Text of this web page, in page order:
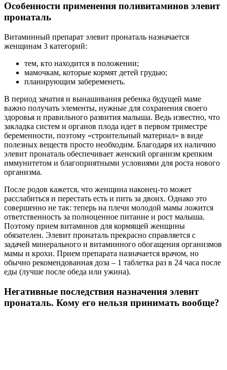
Особенности применения поливитаминов элевит
пронаталь
Витаминный препарат элевит пронаталь назначается
женщинам 3 категорий:
тем, кто находится в положении;
мамочкам, которые кормят детей грудью;
планирующим забеременеть.
В период зачатия и вынашивания ребенка будущей маме
важно получать элементы, нужные для сохранения своего
здоровья и правильного развития малыша. Ведь известно, что
закладка систем и органов плода идет в первом триместре
беременности, поэтому «строительный материал» в виде
полезных веществ просто необходим. Благодаря их наличию
элевит пронаталь обеспечивает женский организм крепким
иммунитетом и благоприятными условиями для роста нового
организма.
После родов кажется, что женщина наконец-то может
расслабиться и перестать есть и пить за двоих. Однако это
совершенно не так: теперь на плечи молодой мамы ложится
ответственность за полноценное питание и рост малыша.
Поэтому прием витаминов для кормящей женщины
обязателен. Элевит пронаталь прекрасно справляется с
задачей минерального и витаминного обогащения организмов
мамы и крохи. Прием препарата назначается врачом, но
обычно рекомендованная доза – 1 таблетка раз в 24 часа после
еды (лучше после обеда или ужина).
Негативные последствия назначения элевит
пронаталь. Кому его нельзя принимать вообще?